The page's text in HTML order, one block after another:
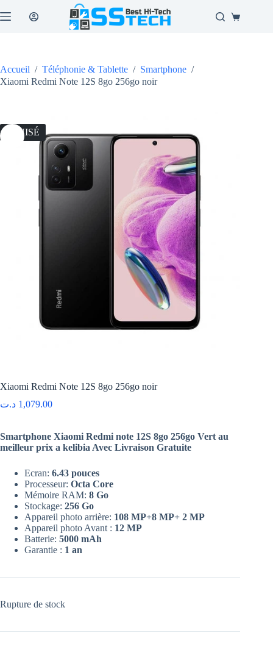
au
Panier
Accueil / Téléphonie & Tablette / Smartphone /
Xiaomi Redmi Note 12S 8go 256go noir
ÉPUISÉ
Xiaomi Redmi Note 12S 8go 256go noir
1,079.00 د.ت
Smartphone Xiaomi Redmi note 12S 8go 256go Vert au
meilleur prix a kelibia Avec Livraison Gratuite
Ecran: 6.43 pouces
Processeur: Octa Core
Mémoire RAM: 8 Go
Stockage: 256 Go
Appareil photo arrière: 108 MP+8 MP+ 2 MP
Appareil photo Avant : 12 MP
Batterie: 5000 mAh
Garantie : 1 an
Rupture de stock